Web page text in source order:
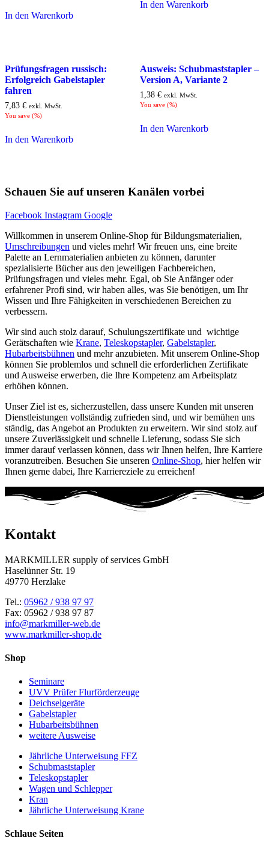
In den Warenkorb
In den Warenkorb
Prüfungsfragen russisch:
Erfolgreich Gabelstapler
fahren
7,83 € exkl. MwSt.
You save (%)
In den Warenkorb
Ausweis: Schubmaststapler –
Version A, Variante 2
1,38 € exkl. MwSt.
You save (%)
In den Warenkorb
Schauen Sie auf unseren Kanälen vorbei
Facebook Instagram Google
Willkommen in unserem Online-Shop für Bildungsmaterialien,
Umschreibungen und vieles mehr! Wir freuen uns, eine breite
Palette an Lernmaterialien anbieten zu können, darunter
spezialisierte Bücher aus den jeweiligen Fachbereichen,
Prüfungsfragen und vieles mehr. Egal, ob Sie Anfänger oder
erfahrener Profi sind, wir haben alles, was Sie benötigen, um Ihr
Wissen und Ihre Fähigkeiten in verschiedenen Bereichen zu
verbessern.
Wir sind auch stolz darauf, Schulungszertifikate und wichtige
Gerätschaften wie Krane, Teleskopstapler, Gabelstapler,
Hubarbeitsbühnen und mehr anzubieten. Mit unserem Online-Shop
können Sie problemlos und schnell die erforderlichen Zertifikate
und Ausweise erwerben, die Ihre Kompetenz am Arbeitsplatz
erhöhen können.
Unser Ziel ist es, sicherzustellen, dass unsere Kunden mit unseren
Dienstleistungen vollständig zufrieden sind, und wir bemühen uns
ständig, das Angebot an Produkten zu erweitern. Wir sind stolz auf
unsere Zuverlässigkeit und schnelle Lieferung, sodass Sie sich
immer darauf verlassen können, dass wir Ihnen helfen, Ihre Karriere
voranzutreiben. Besuchen Sie unseren Online-Shop, hier helfen wir
Ihnen gerne dabei, Ihre Karriereziele zu erreichen!
Kontakt
MARKMILLER supply of services GmbH
Haselünner Str. 19
49770 Herzlake
Tel.: 05962 / 938 97 97
Fax: 05962 / 938 97 87
info@markmiller-web.de
www.markmiller-shop.de
Shop
Seminare
UVV Prüfer Flurförderzeuge
Deichselgeräte
Gabelstapler
Hubarbeitsbühnen
weitere Ausweise
Jährliche Unterweisung FFZ
Schubmaststapler
Teleskopstapler
Wagen und Schlepper
Kran
Jährliche Unterweisung Krane
Schlaue Seiten